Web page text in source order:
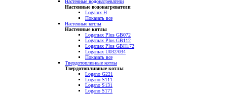
Настенные водонагреватели
Настенные водонагреватели
Logalux H
Показать все
Настенные котлы
Настенные котлы
Logamax Plus GB072
Logamax Plus GB112
Logamax Plus GBH172
Logamax U032/034
Показать все
Твердотопливные котлы
Твердотопливные котлы
Logano G221
Logano S111
Logano S131
Logano S171